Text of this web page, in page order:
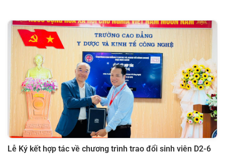
Lễ Ký kết hợp tác về chương trình trao đổi sinh viên D2-6